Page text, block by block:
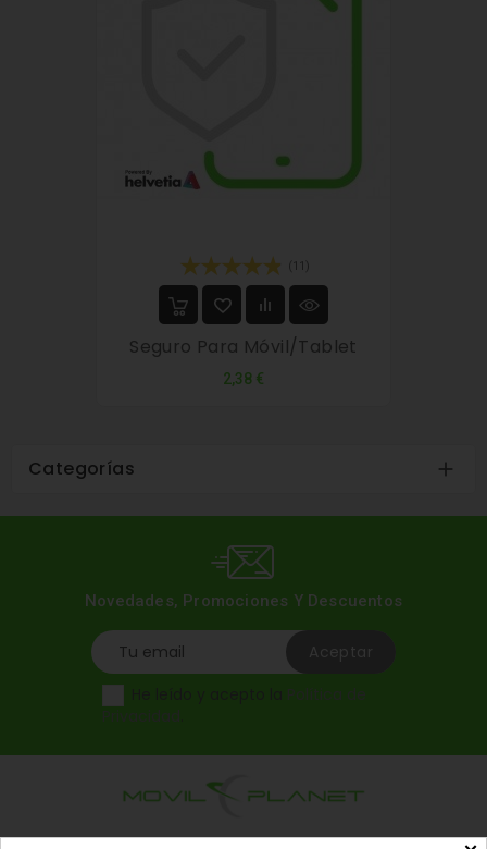
(11)
Seguro Para Móvil/tablet
2,38 €
Categorías 
Novedades, Promociones Y Descuentos